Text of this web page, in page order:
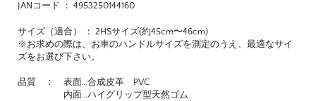
JANコード ： 4953250144160
サイズ（適合） ： 2HSサイズ(約45cm〜46cm)
※お求めの際は、お車のハンドルサイズを測定のうえ、最適なサイ
ズをお選び下さい。
品質 ： 表面…合成皮革 PVC
内面…ハイグリップ型天然ゴム